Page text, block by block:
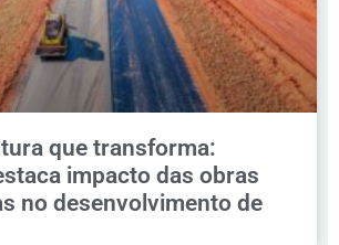
que transforma:
impacto das obras
no desenvolvimento de